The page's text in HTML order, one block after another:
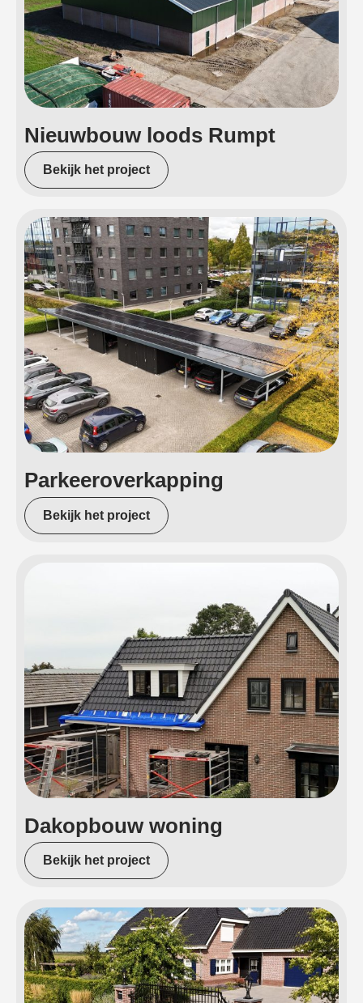
Nieuwbouw loods Rumpt
Bekijk het project
Parkeeroverkapping
Bekijk het project
Dakopbouw woning
Bekijk het project